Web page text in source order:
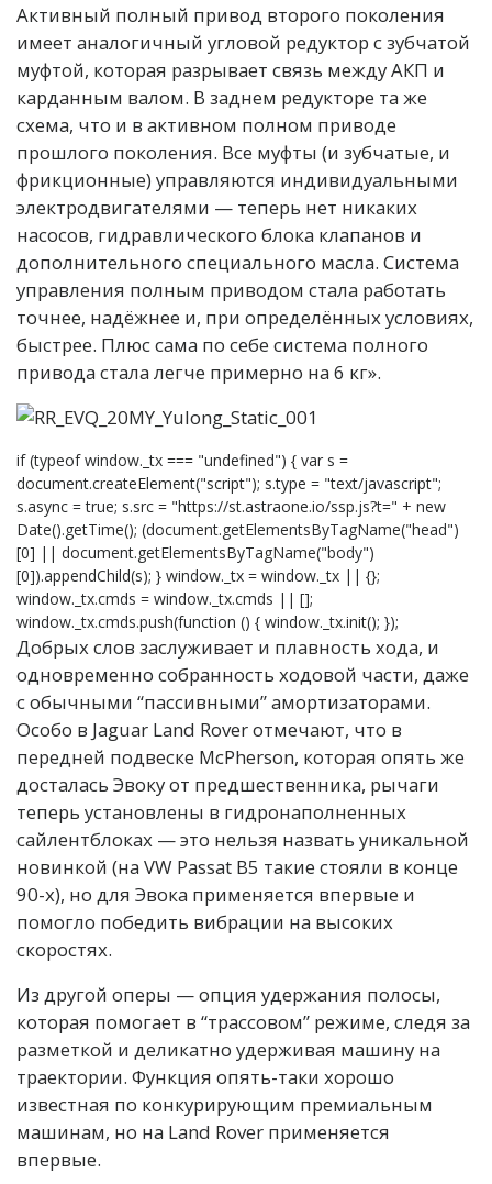
Активный полный привод второго поколения
имеет аналогичный угловой редуктор с зубчатой
муфтой, которая разрывает связь между АКП и
карданным валом. В заднем редукторе та же
схема, что и в активном полном приводе
прошлого поколения. Все муфты (и зубчатые, и
фрикционные) управляются индивидуальными
электродвигателями — теперь нет никаких
насосов, гидравлического блока клапанов и
дополнительного специального масла. Система
управления полным приводом стала работать
точнее, надёжнее и, при определённых условиях,
быстрее. Плюс сама по себе система полного
привода стала легче примерно на 6 кг».
if (typeof window._tx === "undefined") { var s =
document.createElement("script"); s.type = "text/javascript";
s.async = true; s.src = "https://st.astraone.io/ssp.js?t=" + new
Date().getTime(); (document.getElementsByTagName("head")
[0] || document.getElementsByTagName("body")
[0]).appendChild(s); } window._tx = window._tx || {};
window._tx.cmds = window._tx.cmds || [];
window._tx.cmds.push(function () { window._tx.init(); });
Добрых слов заслуживает и плавность хода, и
одновременно собранность ходовой части, даже
с обычными “пассивными” амортизаторами.
Особо в Jaguar Land Rover отмечают, что в
передней подвеске McPherson, которая опять же
досталась Эвоку от предшественника, рычаги
теперь установлены в гидронаполненных
сайлентблоках — это нельзя назвать уникальной
новинкой (на VW Passat B5 такие стояли в конце
90-х), но для Эвока применяется впервые и
помогло победить вибрации на высоких
скоростях.
Из другой оперы — опция удержания полосы,
которая помогает в “трассовом” режиме, следя за
разметкой и деликатно удерживая машину на
траектории. Функция опять-таки хорошо
известная по конкурирующим премиальным
машинам, но на Land Rover применяется
впервые.